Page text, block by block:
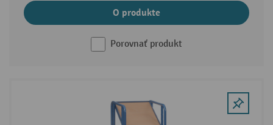
O produkte
Porovnať produkt